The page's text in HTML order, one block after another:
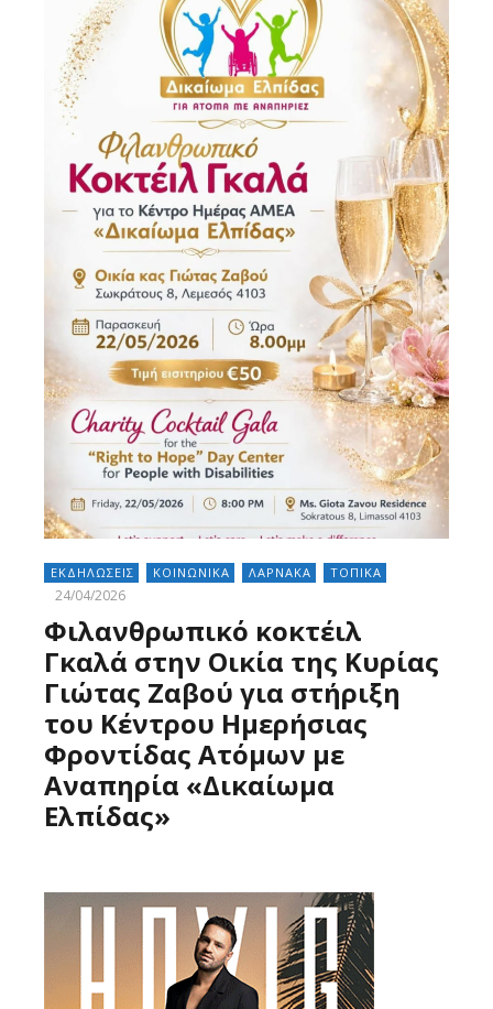
ΕΚΔΗΛΩΣΕΙΣ ΚΟΙΝΩΝΙΚΑ ΛΑΡΝΑΚΑ ΤΟΠΙΚΑ
24/04/2026
Φιλανθρωπικό κοκτέιλ
Γκαλά στην Οικία της Κυρίας
Γιώτας Ζαβού για στήριξη
του Κέντρου Ημερήσιας
Φροντίδας Ατόμων με
Αναπηρία «Δικαίωμα
Ελπίδας»